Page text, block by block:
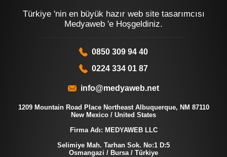
Türkiye 'nin en büyük hazır web site tasarımcısı
Medyaweb 'e Hoşgeldiniz.
0850 309 94 40
0224 334 01 87
info@medyaweb.net
1209 Mountain Road Place Northeast Albuquerque, NM 87110
New Mexico / United States
Firma Adı: MEDYAWEB LLC
Selimiye Mah. Tarhan Sok. No:1 D:5
Osmangazi / Bursa / Türkiye